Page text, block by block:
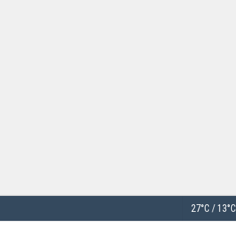
27°C /